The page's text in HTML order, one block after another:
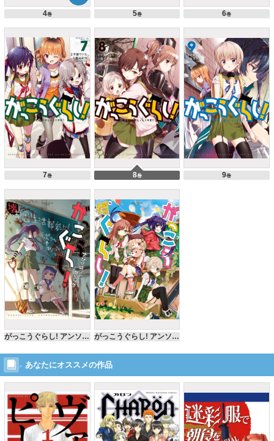
4巻 5巻 6巻
7巻 8巻 9巻
がっこうぐらし! アンソロジーコミック 壊 がっこうぐらし! アンソロジーコミック 穏
あなたにオススメの作品